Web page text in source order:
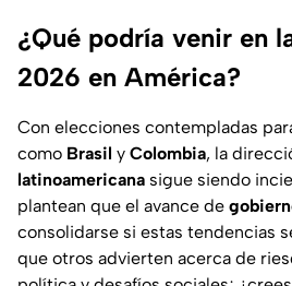
¿Qué podría venir en
2026 en América?
Con elecciones contempladas
como Brasil y Colombia, la
latinoamericana sigue siendo
plantean que el avance de
consolidarse si estas tendencias
que otros advierten acerca de